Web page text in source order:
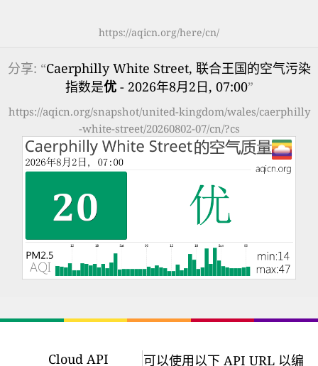
https://aqicn.org/here/cn/
分享: “Caerphilly White Street, 联合王国的空气污染
指数是优- 2026年8月2日, 07:00”
https://aqicn.org/snapshot/united-kingdom/wales/caerphilly
-white-street/20260802-07/cn/?cs
Cloud API 可以使用以下 API URL 以编